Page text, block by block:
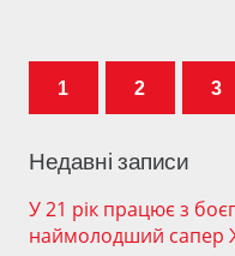
1 2 3
Недавні записи
У 21 рік працює з
наймолодший